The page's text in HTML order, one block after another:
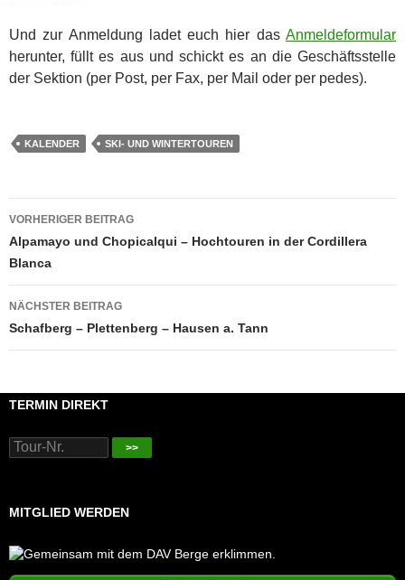
Und zur Anmeldung ladet euch hier das Anmeldeformular
herunter, füllt es aus und schickt es an die Geschäftsstelle
der Sektion (per Post, per Fax, per Mail oder per pedes).
KALENDER SKI- UND WINTERTOUREN
Beitragsnavigation
VORHERIGER BEITRAG
Alpamayo und Chopicalqui – Hochtouren in der Cordillera
Blanca
NÄCHSTER BEITRAG
Schafberg – Plettenberg – Hausen a. Tann
TERMIN DIREKT
>>
MITGLIED WERDEN